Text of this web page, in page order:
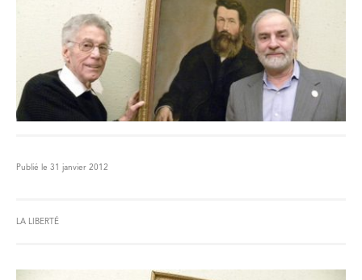
Publié le 31 janvier 2012
LA LIBERTÉ